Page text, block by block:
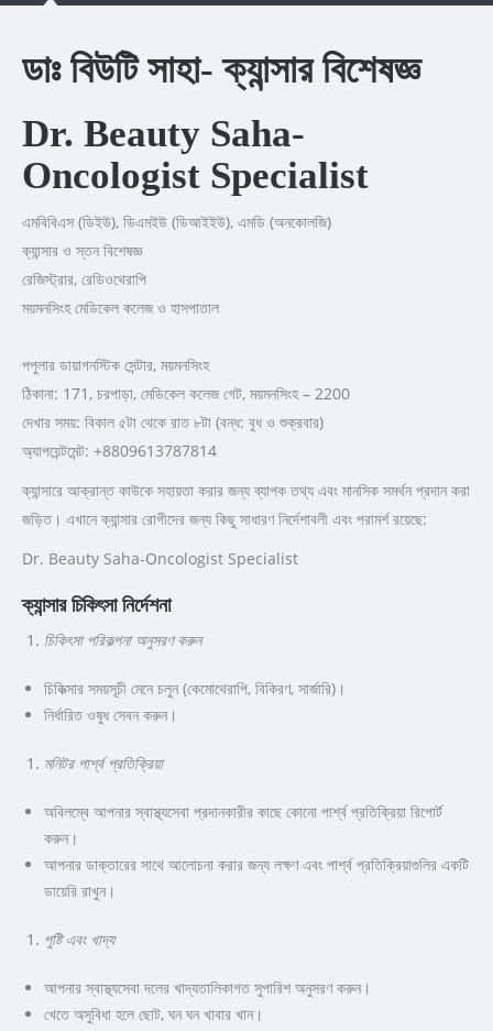
ডাঃ বিউটি সাহা-ক্যান্সার বিশেষজ্ঞ
Dr. Beauty Saha-
Oncologist Specialist
এমবিবিএস (ডিইউ), ডিএমইউ (ডিআইইউ), এমডি (অনকোলজি)
ক্যান্সার ও স্তন বিশেষজ্ঞ
রেজিস্ট্রার, রেডিওথেরাপি
ময়মনসিংহ মেডিকেল কলেজ ও হাসপাতাল
পপুলার ডায়াগনস্টিক সেন্টার, ময়মনসিংহ
ঠিকানা: 171, চরপাড়া, মেডিকেল কলেজ গেট, ময়মনসিংহ – 2200
দেখার সময়: বিকাল ৫টা থেকে রাত ৮টা (বন্ধ: বুধ ও শুক্রবার)
অ্যাপয়েন্টমেন্ট: +8809613787814
ক্যান্সারে আক্রান্ত কাউকে সহায়তা করার জন্য ব্যাপক তথ্য এবং মানসিক সমর্থন প্রদান করা
জড়িত। এখানে ক্যান্সার রোগীদের জন্য কিছু সাধারণ নির্দেশাবলী এবং পরামর্শ রয়েছে:
Dr. Beauty Saha-Oncologist Specialist
ক্যান্সার চিকিৎসা নির্দেশনা
চিকিৎসা পরিকল্পনা অনুসরণ করুন
চিকিত্সার সময়সূচী মেনে চলুন (কেমোথেরাপি, বিকিরণ, সার্জারি)।
নির্ধারিত ওষুধ সেবন করুন।
মনিটর পার্শ্ব প্রতিক্রিয়া
অবিলম্বে আপনার স্বাস্থ্যসেবা প্রদানকারীর কাছে কোনো পার্শ্ব প্রতিক্রিয়া রিপোর্ট
করুন।
আপনার ডাক্তারের সাথে আলোচনা করার জন্য লক্ষণ এবং পার্শ্ব প্রতিক্রিয়াগুলির একটি
ডায়েরি রাখুন।
পুষ্টি এবং খাদ্য
আপনার স্বাস্থ্যসেবা দলের খাদ্যতালিকাগত সুপারিশ অনুসরণ করুন।
খেতে অসুবিধা হলে ছোট, ঘন ঘন খাবার খান।